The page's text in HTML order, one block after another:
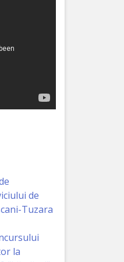
de
Tuzara
la